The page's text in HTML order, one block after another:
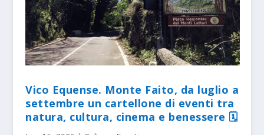
Vico Equense. Monte Faito, da luglio a
settembre un cartellone di eventi tra
natura, cultura, cinema e benessere 🗓